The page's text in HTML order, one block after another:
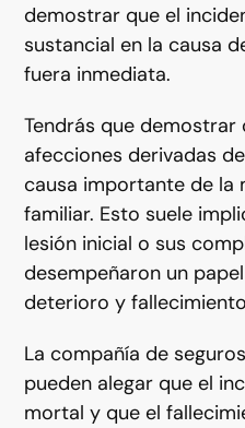
demostrar que el
sustancial en la causa
fuera inmediata.
Tendrás que demostrar
afecciones derivadas
causa importante de la
familiar. Esto suele
lesión inicial o sus
desempeñaron un
deterioro y
La compañía de
pueden alegar que el
mortal y que el